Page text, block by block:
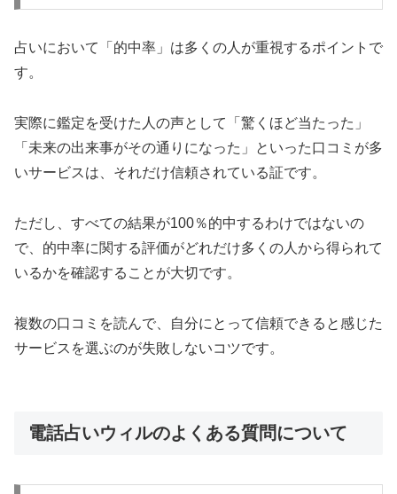
占いにおいて「的中率」は多くの人が重視するポイントで
す。
実際に鑑定を受けた人の声として「驚くほど当たった」
「未来の出来事がその通りになった」といった口コミが多
いサービスは、それだけ信頼されている証です。
ただし、すべての結果が100％的中するわけではないの
で、的中率に関する評価がどれだけ多くの人から得られて
いるかを確認することが大切です。
複数の口コミを読んで、自分にとって信頼できると感じた
サービスを選ぶのが失敗しないコツです。
電話占いウィルのよくある質問について